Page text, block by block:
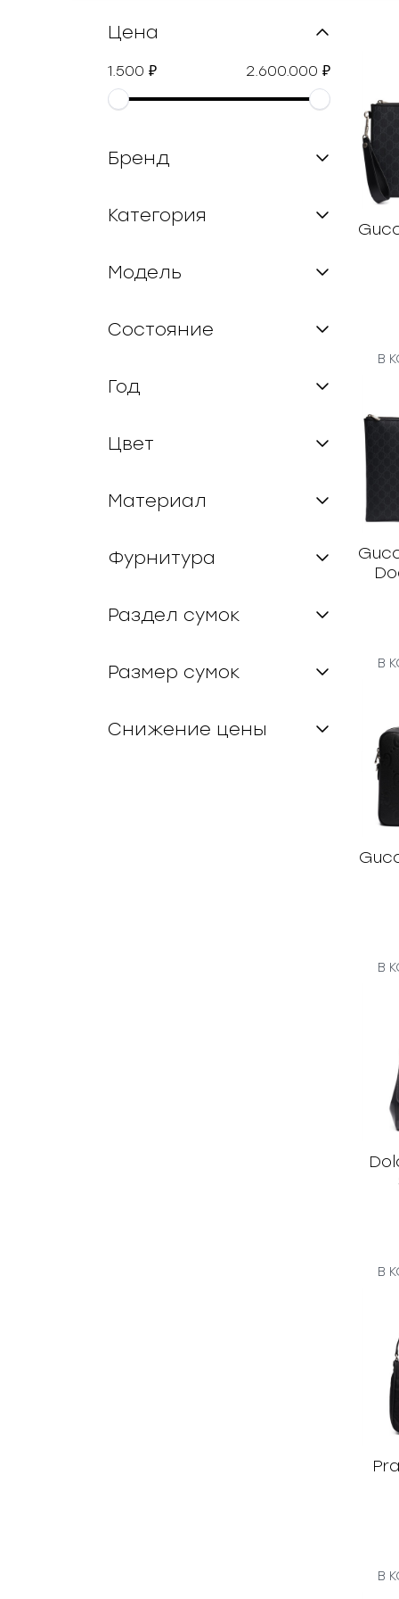
Цена
1.500 ₽ 2.600.000 ₽
Бренд
Категория
Модель
Состояние
Год
Цвет
Материал
Фурнитура
Раздел сумок
Размер сумок
Снижение цены
В
В
В
В
В